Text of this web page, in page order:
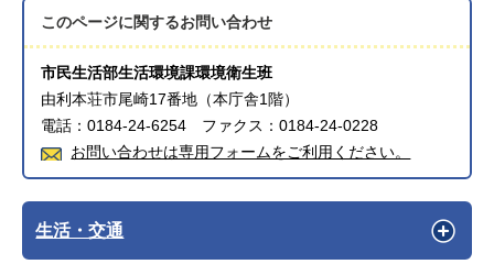
このページに関するお問い合わせ
市民生活部生活環境課環境衛生班
由利本荘市尾崎17番地（本庁舎1階）
電話：0184-24-6254 ファクス：0184-24-0228
お問い合わせは専用フォームをご利用ください。
生活・交通